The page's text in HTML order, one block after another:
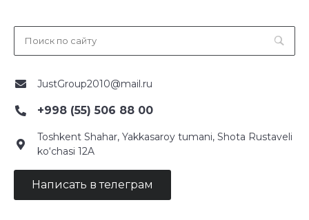
JustGroup2010@mail.ru
+998 (55) 506 88 00
Toshkent Shahar, Yakkasaroy tumani, Shota Rustaveli
ko‘chasi 12A
Написать в телеграм